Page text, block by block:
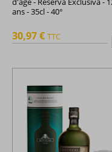
ans - 35cl - 40°
30,97 € TTC